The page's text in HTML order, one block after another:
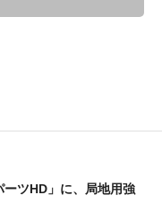
ツHD」に、局地用強